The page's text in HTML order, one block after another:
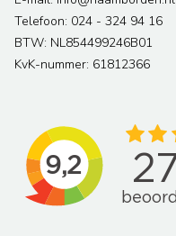
Telefoon: 024 - 324 94 16
BTW: NL854499246B01
KvK-nummer: 61812366